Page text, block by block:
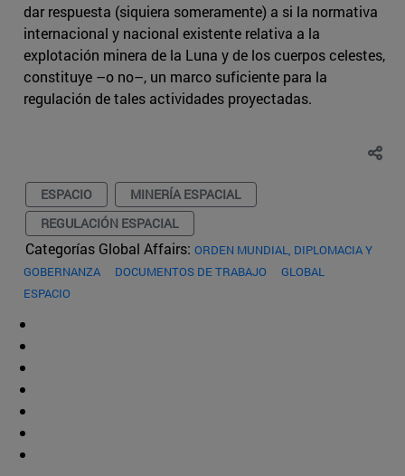
dar respuesta (siquiera someramente) a si la normativa
internacional y nacional existente relativa a la
explotación minera de la Luna y de los cuerpos celestes,
constituye –o no–, un marco suficiente para la
regulación de tales actividades proyectadas.
ESPACIO
MINERÍA ESPACIAL
REGULACIÓN ESPACIAL
Categorías Global Affairs: ORDEN MUNDIAL, DIPLOMACIA Y
GOBERNANZA
DOCUMENTOS DE TRABAJO
GLOBAL
ESPACIO